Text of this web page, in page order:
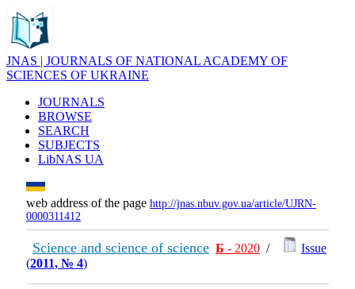
JNAS | JOURNALS OF NATIONAL ACADEMY OF
SCIENCES OF UKRAINE
JOURNALS
BROWSE
SEARCH
SUBJECTS
LibNAS UA
web address of the page http://jnas.nbuv.gov.ua/article/UJRN-
0000311412
Science and science of science Б - 2020 /
Issue
(2011, № 4)